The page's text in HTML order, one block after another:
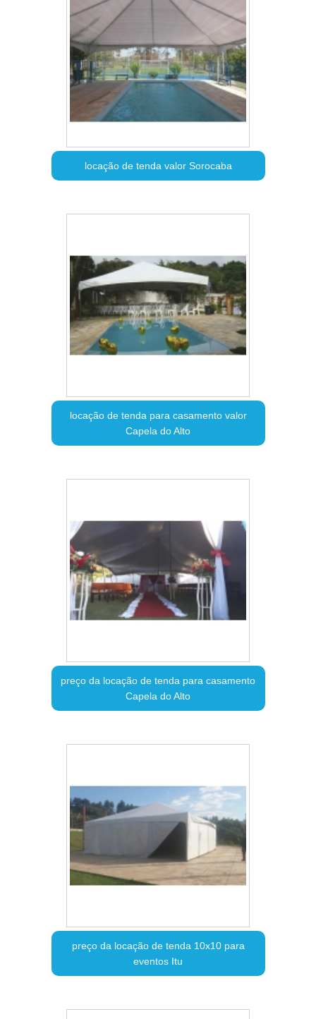
locação de tenda valor Sorocaba
locação de tenda para casamento valor
Capela do Alto
preço da locação de tenda para casamento
Capela do Alto
preço da locação de tenda 10x10 para
eventos Itu